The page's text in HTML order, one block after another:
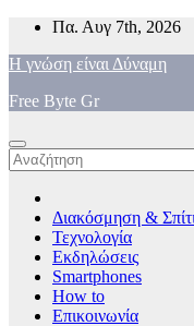
Μετάβαση
περιεχόμενο
Πα. Αυγ 7th, 2026
Η γνώση είναι Δύναμη
Free Byte Gr
Διακόσμηση & Σπίτι
Τεχνολογία
Εκδηλώσεις
Smartphones
How to
Επικοινωνία